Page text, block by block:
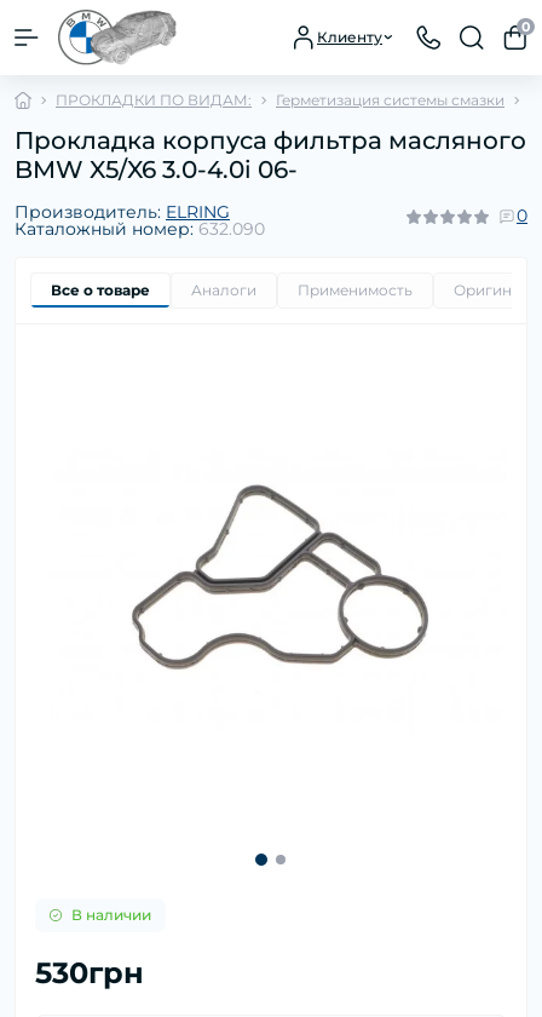
Клиенту
0
ПРОКЛАДКИ ПО ВИДАМ: Герметизация системы смазки
Прокладка корпуса фильтра масляного
BMW X5/X6 3.0-4.0i 06-
Производитель: ELRING
Каталожный номер: 632.090
0
Все о товаре Аналоги Применимость
В наличии
530грн